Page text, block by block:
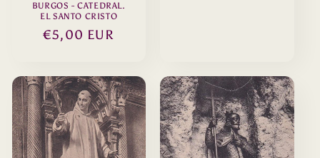
BURGOS - CATEDRAL.
EL SANTO CRISTO
Precio
€5,00 EUR